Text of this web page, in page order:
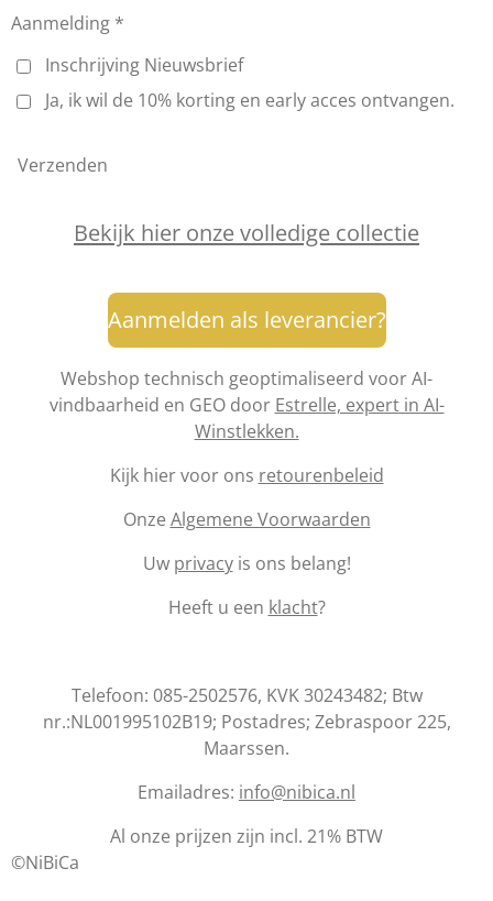
Aanmelding *
Inschrijving Nieuwsbrief
Ja, ik wil de 10% korting en early acces ontvangen.
Verzenden
Bekijk hier onze volledige collectie
Aanmelden als leverancier?
Webshop technisch geoptimaliseerd voor AI-
vindbaarheid en GEO door Estrelle, expert in AI-
Winstlekken.
Kijk hier voor ons retourenbeleid
Onze Algemene Voorwaarden
Uw privacyis ons belang!
Heeft u een klacht?
Telefoon: 085-2502576, KVK 30243482; Btw
nr.:NL001995102B19; Postadres; Zebraspoor 225,
Maarssen.
Emailadres: info@nibica.nl
Al onze prijzen zijn incl. 21% BTW
©NiBiCa